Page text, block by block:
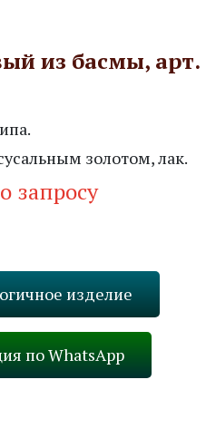
из басмы, арт.
золотом, лак.
запросу
изделие
по WhatsApp